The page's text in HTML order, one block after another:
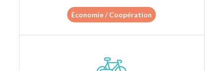
Économie / Coopération